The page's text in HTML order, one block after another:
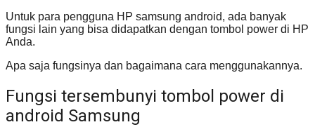
Untuk para pengguna HP samsung android, ada banyak
fungsi lain yang bisa didapatkan dengan tombol power di HP
Anda.
Apa saja fungsinya dan bagaimana cara menggunakannya.
Fungsi tersembunyi tombol power di
android Samsung